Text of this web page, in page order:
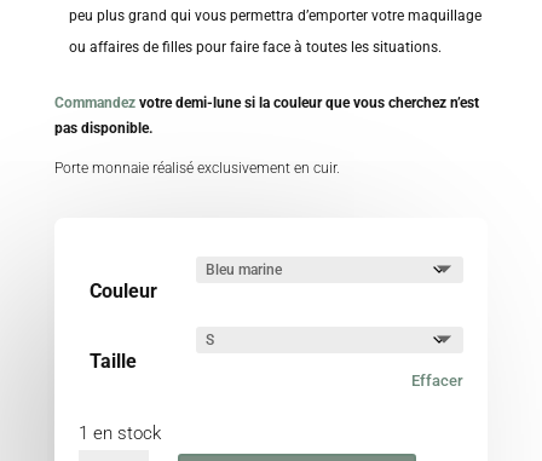
peu plus grand qui vous permettra d’emporter votre maquillage
ou affaires de filles pour faire face à toutes les situations.
Commandezvotre demi-lune si la couleur que vous cherchez n’est
pas disponible.
Porte monnaie réalisé exclusivement en cuir.
Couleur
Taille
Effacer
1 en stock